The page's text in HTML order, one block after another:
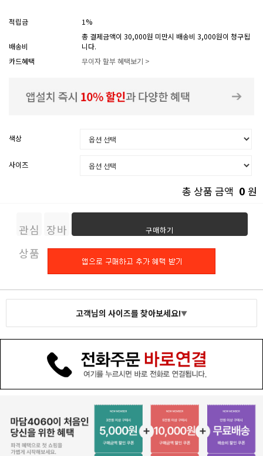
적립금 1%
배송비
총 결제금액이 30,000원 미만시 배송비 3,000원이 청구됩
니다.
카드혜택
무이자 할부 혜택보기 >
색상
사이즈
총 상품 금액 0 원
관심
상품
장바
구니
구매하기
고객님의 사이즈를 찾아보세요!▼